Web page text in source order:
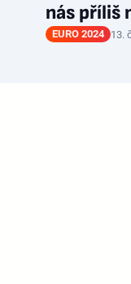
nás příliš
EURO 2024 13.